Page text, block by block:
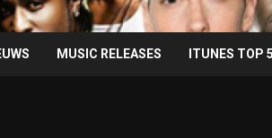
MUSIC RELEASES ITUNES TOP